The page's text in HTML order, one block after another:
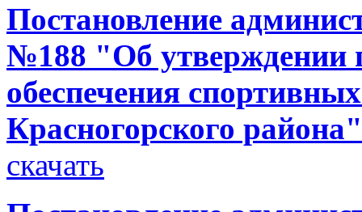
Постановление
№188 "Об утверждении
обеспечения
Красногорского района"
скачать